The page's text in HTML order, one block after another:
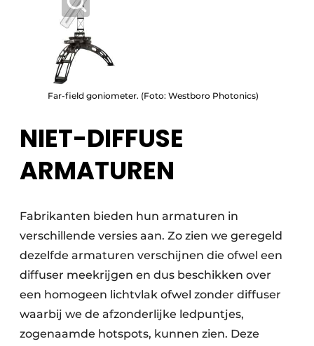
Far-field goniometer. (Foto: Westboro Photonics)
NIET-DIFFUSE
ARMATUREN
Fabrikanten bieden hun armaturen in
verschillende versies aan. Zo zien we geregeld
dezelfde armaturen verschijnen die ofwel een
diffuser meekrijgen en dus beschikken over
een homogeen lichtvlak ofwel zonder diffuser
waarbij we de afzonderlijke ledpuntjes,
zogenaamde hotspots, kunnen zien. Deze